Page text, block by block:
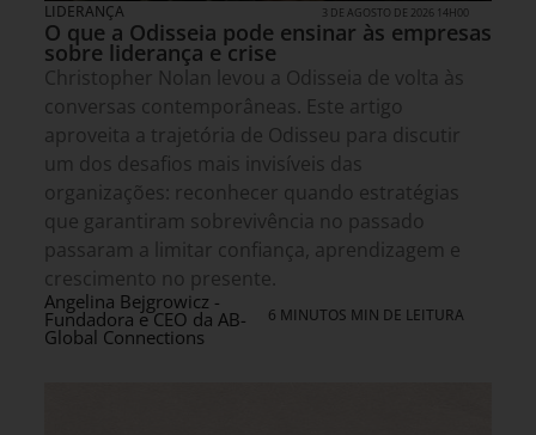
LIDERANÇA 3 DE AGOSTO DE 2026 14H00
O que a Odisseia pode ensinar às empresas
sobre liderança e crise
Christopher Nolan levou a Odisseia de volta às
conversas contemporâneas. Este artigo
aproveita a trajetória de Odisseu para discutir
um dos desafios mais invisíveis das
organizações: reconhecer quando estratégias
que garantiram sobrevivência no passado
passaram a limitar confiança, aprendizagem e
crescimento no presente.
Angelina Bejgrowicz -
Fundadora e CEO da AB-
Global Connections
6 MINUTOS MIN DE LEITURA